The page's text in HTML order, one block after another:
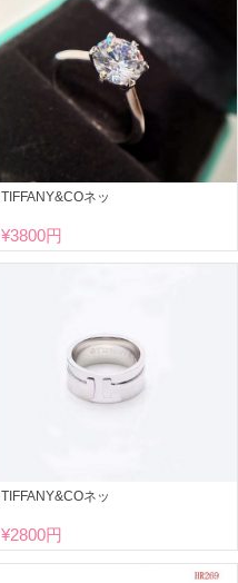
TIFFANY&COネッ
¥3800円
TIFFANY&COネッ
¥2800円